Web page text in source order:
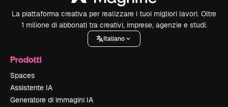
La piattaforma creativa per realizzare i tuoi migliori lavori. Oltre
1 milione di abbonati tra creativi, imprese, agenzie e studi.
Italiano
Prodotti
Spaces
Assistente IA
Generatore di immagini IA